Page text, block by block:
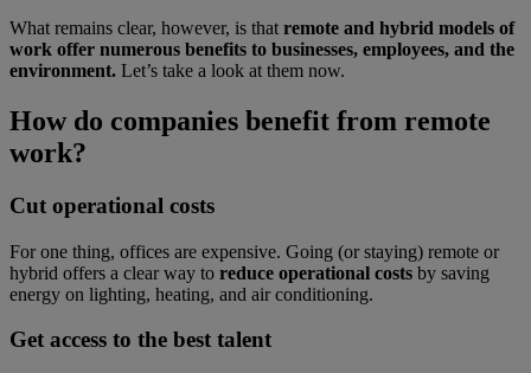
What remains clear, however, is that remote and hybrid models of
work offer numerous benefits to businesses, employees, and the
environment. Let’s take a look at them now.
How do companies benefit from remote
work?
Cut operational costs
For one thing, offices are expensive. Going (or staying) remote or
hybrid offers a clear way to reduce operational costs by saving
energy on lighting, heating, and air conditioning.
Get access to the best talent